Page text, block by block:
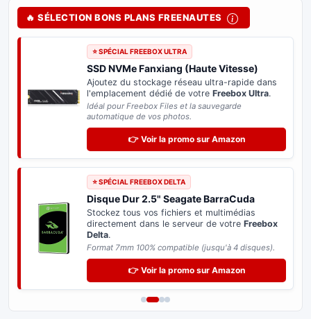
🔥 SÉLECTION BONS PLANS FREENAUTES
⭐ SPÉCIAL FREEBOX ULTRA
SSD NVMe Fanxiang (Haute Vitesse)
Ajoutez du stockage réseau ultra-rapide dans
l'emplacement dédié de votre Freebox Ultra.
Idéal pour Freebox Files et la sauvegarde
automatique de vos photos.
👉 Voir la promo sur Amazon
⭐ SPÉCIAL FREEBOX DELTA
Disque Dur 2.5" Seagate BarraCuda
Stockez tous vos fichiers et multimédias
directement dans le serveur de votre Freebox
Delta.
Format 7mm 100% compatible (jusqu'à 4 disques).
👉 Voir la promo sur Amazon